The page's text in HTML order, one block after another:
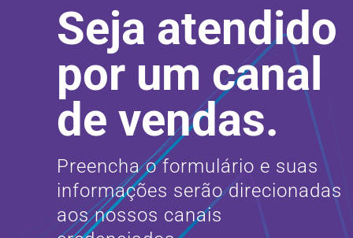
Seja atendido
por um canal
de vendas.
Preencha o formulário e suas
informações serão direcionadas
aos nossos canais